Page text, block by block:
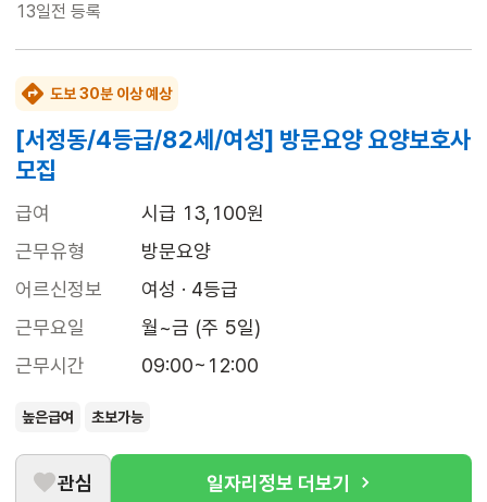
13일전 등록
도보 30분 이상 예상
[서정동/4등급/82세/여성] 방문요양 요양보호사
모집
급여
시급 13,100원
근무유형
방문요양
어르신정보
여성 · 4등급
근무요일
월~금 (주 5일)
근무시간
09:00~12:00
높은급여 초보가능
관심 일자리정보 더보기